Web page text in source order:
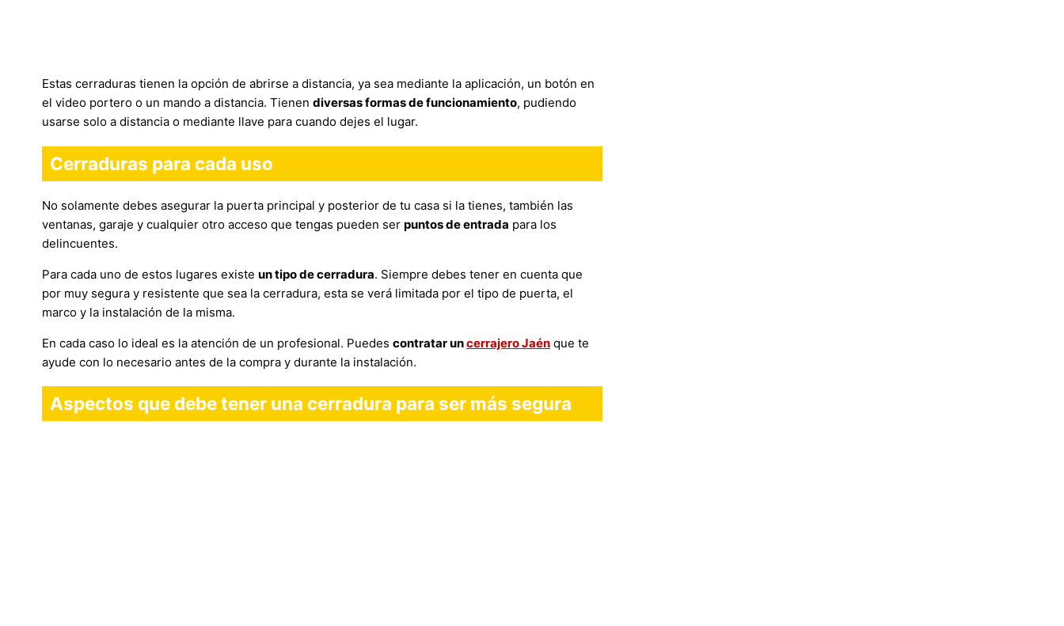
Estas cerraduras tienen la opción de abrirse a distancia, ya sea mediante la aplicación, un botón en
el video portero o un mando a distancia. Tienen diversas formas de funcionamiento, pudiendo
usarse solo a distancia o mediante llave para cuando dejes el lugar.
Cerraduras para cada uso
No solamente debes asegurar la puerta principal y posterior de tu casa si la tienes, también las
ventanas, garaje y cualquier otro acceso que tengas pueden ser puntos de entrada para los
delincuentes.
Para cada uno de estos lugares existe un tipo de cerradura. Siempre debes tener en cuenta que
por muy segura y resistente que sea la cerradura, esta se verá limitada por el tipo de puerta, el
marco y la instalación de la misma.
En cada caso lo ideal es la atención de un profesional. Puedes contratar uncerrajero Jaén que te
ayude con lo necesario antes de la compra y durante la instalación.
Aspectos que debe tener una cerradura para ser más segura